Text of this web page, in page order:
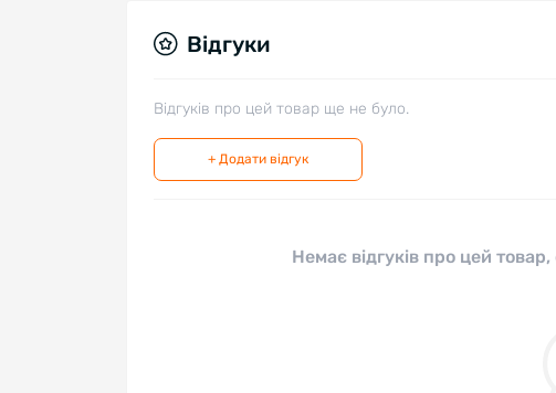
Відгуки
Відгуків про цей товар ще не було.
+ Додати відгук
Немає відгуків про цей